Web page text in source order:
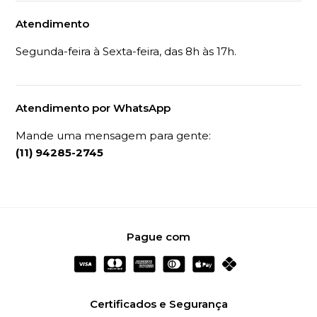
Institucional
Prazo de Entrega
Política de Troca e
Devolução
Categorias
Sobre Nós
Atendimento
Segunda-feira à Sexta-feira, das 8h às 17h.